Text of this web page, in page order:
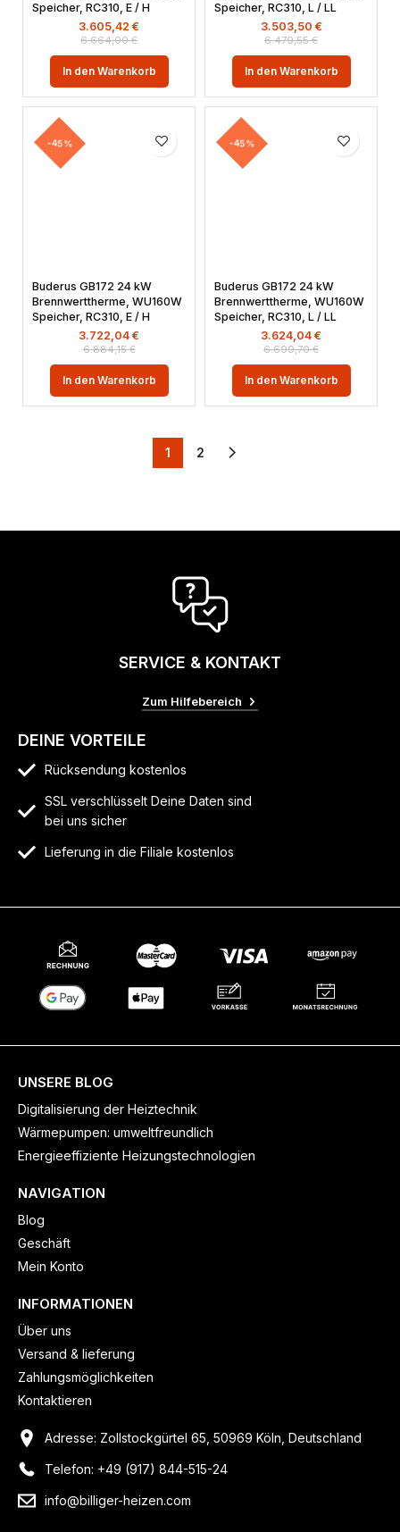
Speicher, RC310, E / H
6.664,00€
3.605,42 €
In den Warenkorb
Speicher, RC310, L / LL
6.479,55€
3.503,50 €
In den Warenkorb
-45%
Buderus GB172 24 kW
Brennwerttherme, WU160W
Speicher, RC310, E / H
6.884,15€
3.722,04 €
In den Warenkorb
-45%
Buderus GB172 24 kW
Brennwerttherme, WU160W
Speicher, RC310, L / LL
6.699,70€
3.624,04 €
In den Warenkorb
1 2
SERVICE & KONTAKT
Zum Hilfebereich
DEINE VORTEILE
Rücksendung kostenlos
SSL verschlüsselt Deine Daten sind
bei uns sicher
Lieferung in die Filiale kostenlos
UNSERE BLOG
Digitalisierung der Heiztechnik
Wärmepumpen: umweltfreundlich
Energieeffiziente Heizungstechnologien
NAVIGATION
Blog
Geschäft
Mein Konto
INFORMATIONEN
Über uns
Versand & lieferung
Zahlungsmöglichkeiten
Kontaktieren
Adresse: Zollstockgürtel 65, 50969 Köln, Deutschland
Telefon: +49 (917) 844-515-24
info@billiger-heizen.com